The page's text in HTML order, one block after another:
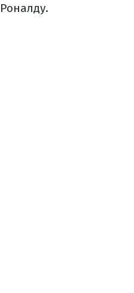
Роналду.